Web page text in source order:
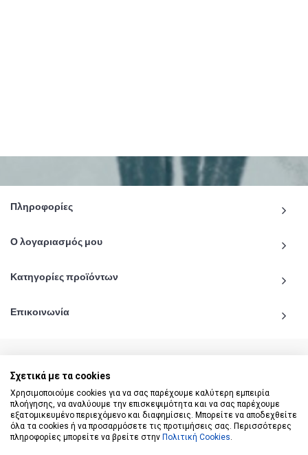
Πληροφορίες
Ο λογαριασμός μου
Κατηγορίες προϊόντων
Επικοινωνία
© 2020 - 2026 katiginetai.gr All Rights Reserved.
Σχετικά με τα cookies
Χρησιμοποιούμε cookies για να σας παρέχουμε καλύτερη εμπειρία
πλοήγησης, να αναλύουμε την επισκεψιμότητα και να σας παρέχουμε
εξατομικευμένο περιεχόμενο και διαφημίσεις. Μπορείτε να αποδεχθείτε
όλα τα cookies ή να προσαρμόσετε τις προτιμήσεις σας. Περισσότερες
πληροφορίες μπορείτε να βρείτε στην Πολιτική Cookies.